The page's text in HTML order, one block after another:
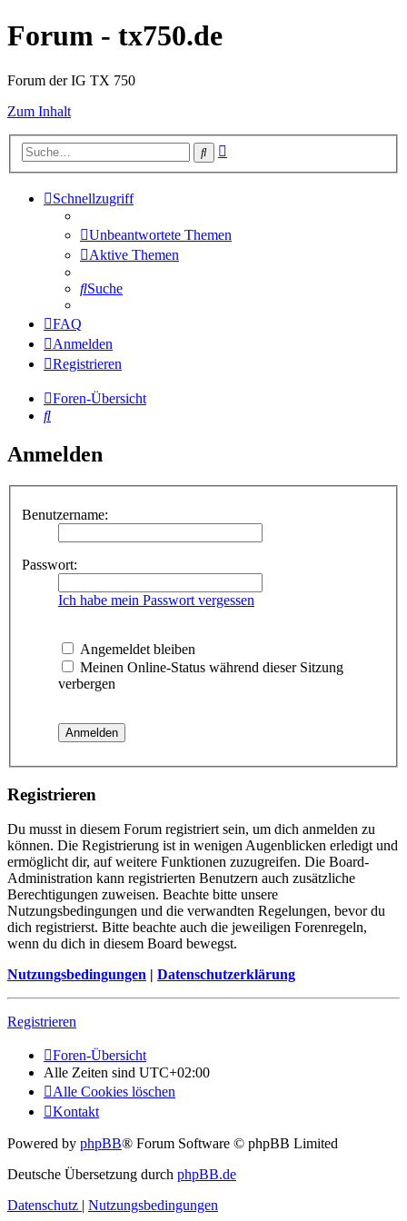
Forum - tx750.de
Forum der IG TX 750
Zum Inhalt
Suche
Schnellzugriff
Unbeantwortete Themen
Aktive Themen
Suche
FAQ
Anmelden
Registrieren
Foren-Übersicht
Suche
Anmelden
Benutzername:
Passwort:
Ich habe mein Passwort vergessen
Angemeldet bleiben
Meinen Online-Status während dieser Sitzung
verbergen
Registrieren
Du musst in diesem Forum registriert sein, um dich anmelden zu
können. Die Registrierung ist in wenigen Augenblicken erledigt und
ermöglicht dir, auf weitere Funktionen zuzugreifen. Die Board-
Administration kann registrierten Benutzern auch zusätzliche
Berechtigungen zuweisen. Beachte bitte unsere
Nutzungsbedingungen und die verwandten Regelungen, bevor du
dich registrierst. Bitte beachte auch die jeweiligen Forenregeln,
wenn du dich in diesem Board bewegst.
Nutzungsbedingungen | Datenschutzerklärung
Registrieren
Foren-Übersicht
Alle Zeiten sind UTC+02:00
Alle Cookies löschen
Kontakt
Powered by phpBB® Forum Software © phpBB Limited
Deutsche Übersetzung durch phpBB.de
Datenschutz | Nutzungsbedingungen